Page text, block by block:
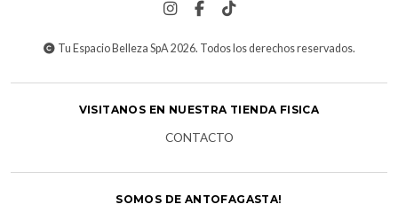
Tu Espacio Belleza SpA 2026. Todos los derechos reservados.
VISITANOS EN NUESTRA TIENDA FISICA
CONTACTO
SOMOS DE ANTOFAGASTA!